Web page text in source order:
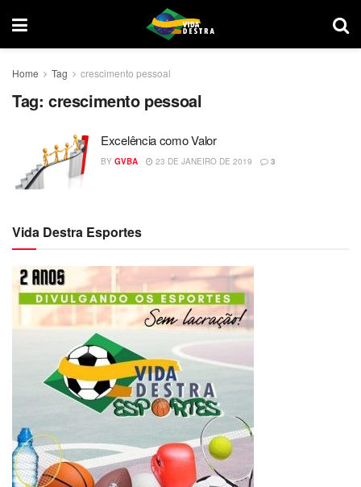
Home Tag crescimento pessoal
Tag: crescimento pessoal
Excelência como Valor
BY GVBA 23 DE JANEIRO DE 2019 3
Vida Destra Esportes